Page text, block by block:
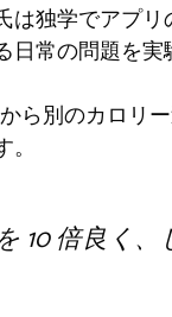
は独学でアプ
日常の問題を実
から別のカロ
10 倍良く